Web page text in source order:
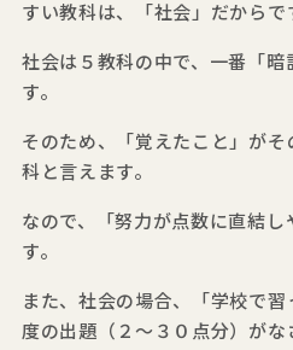
すい教科は、「社会」だからで
社会は５教科の中で、一番「暗
す。
そのため、「覚えたこと」が
科と言えます。
なので、「努力が点数に直結し
す。
また、社会の場合、「学校で
度の出題（２～３０点分）がな